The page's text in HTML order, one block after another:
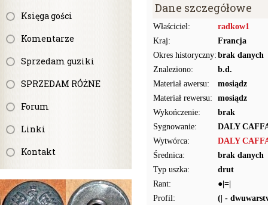
Księga gości
Komentarze
Sprzedam guziki
SPRZEDAM RÓŻNE
Forum
Linki
Kontakt
Dane szczegółowe
Właściciel:
radkow1
Kraj:
Francja
Okres historyczny: brak danych
Znaleziono:
b.d.
Materiał awersu:
mosiądz
Materiał rewersu:
mosiądz
Wykończenie:
brak
Sygnowanie:
DALY
Wytwórca:
DALY
Średnica:
brak danych
Typ uszka:
drut
Rant:
●|=|
Profil:
(| -